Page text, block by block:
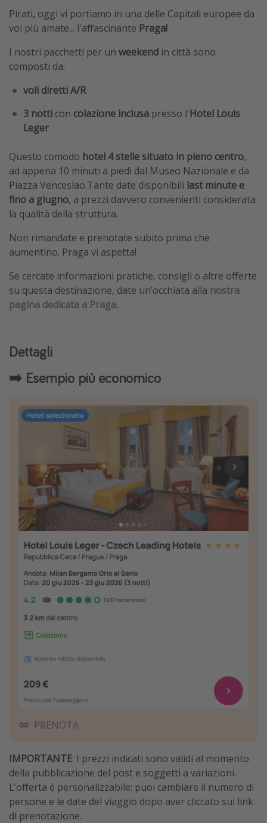
Pirati, oggi vi portiamo in una delle Capitali europee da
voi più amate... l'affascinante Praga!
I nostri pacchetti per un weekend in città sono
composti da:
voli diretti A/R
3 notti con colazione inclusa presso l'Hotel Louis
Leger
Questo comodo hotel 4 stelle situato in pieno centro,
ad appena 10 minuti a piedi dal Museo Nazionale e da
Piazza Venceslao.Tante date disponibili last minute e
fino a giugno, a prezzi davvero convenienti considerata
la qualità della struttura.
Non rimandate e prenotate subito prima che
aumentino. Praga vi aspetta!
Se cercate informazioni pratiche, consigli o altre offerte
su questa destinazione, date un’occhiata alla nostra
pagina dedicata a Praga.
Dettagli
➡️ Esempio più economico
PRENOTA
IMPORTANTE: I prezzi indicati sono validi al momento
della pubblicazione del post e soggetti a variazioni.
L'offerta è personalizzabile: puoi cambiare il numero di
persone e le date del viaggio dopo aver cliccato sui link
di prenotazione.